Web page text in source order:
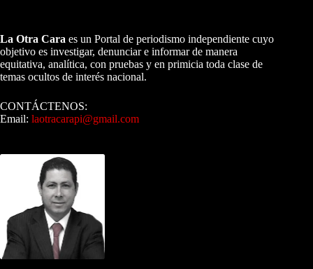
La Otra Cara es un Portal de periodismo independiente cuyo
objetivo es investigar, denunciar e informar de manera
equitativa, analítica, con pruebas y en primicia toda clase de
temas ocultos de interés nacional.
CONTÁCTENOS:
Email: laotracarapi@gmail.com